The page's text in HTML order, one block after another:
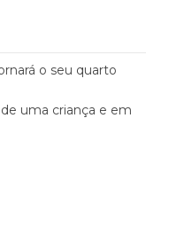
o seu quarto
uma criança e em